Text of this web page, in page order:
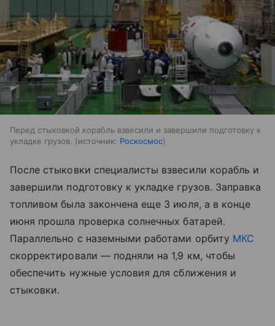
Перед стыковкой корабль взвесили и завершили подготовку к
укладке грузов.
источник: Роскосмос
После стыковки специалисты взвесили корабль и
завершили подготовку к укладке грузов. Заправка
топливом была закончена еще 3 июля, а в конце
июня прошла проверка солнечных батарей.
Параллельно с наземными работами орбиту МКС
скорректировали — подняли на 1,9 км, чтобы
обеспечить нужные условия для сближения и
стыковки.